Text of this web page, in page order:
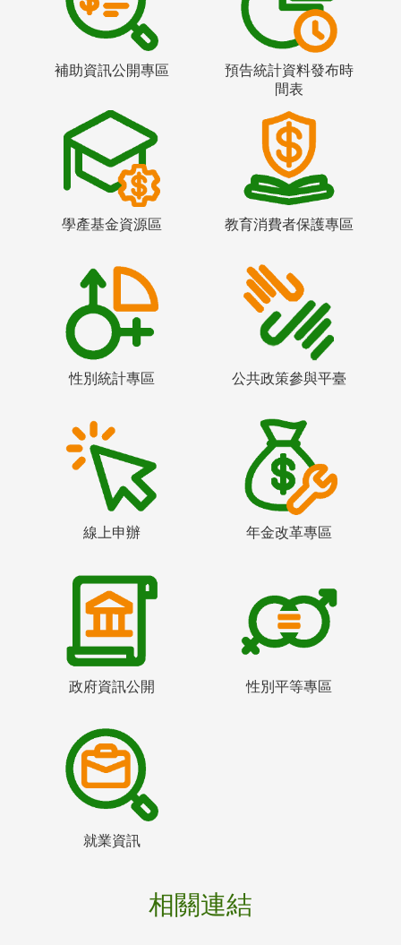
補助資訊公開專區
預告統計資料發布時
間表
學產基金資源區 教育消費者保護專區
性別統計專區 公共政策參與平臺
線上申辦 年金改革專區
政府資訊公開 性別平等專區
就業資訊
相關連結